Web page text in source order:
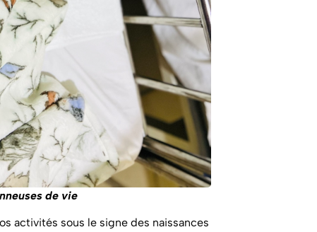
de vie
activités sous le signe des naissances